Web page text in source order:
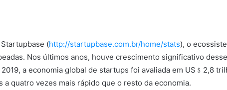
(http://startupbase.com.br/home/stats), o
Nos últimos anos, houve crescimento significativo
2019, a economia global de startups foi avaliada em US﹩2,8
a quatro vezes mais rápido que o resto da economia.